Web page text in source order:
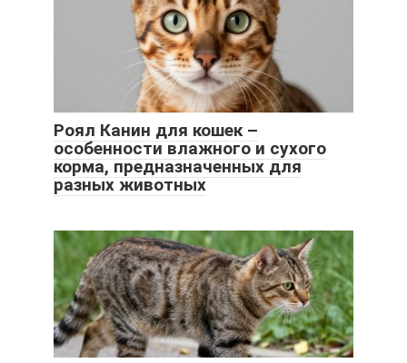
Роял Канин для кошек –
особенности влажного и сухого
корма, предназначенных для
разных животных